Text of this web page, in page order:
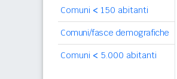
Comuni < 150 abitanti
Comuni/fasce demografiche
Comuni < 5.000 abitanti